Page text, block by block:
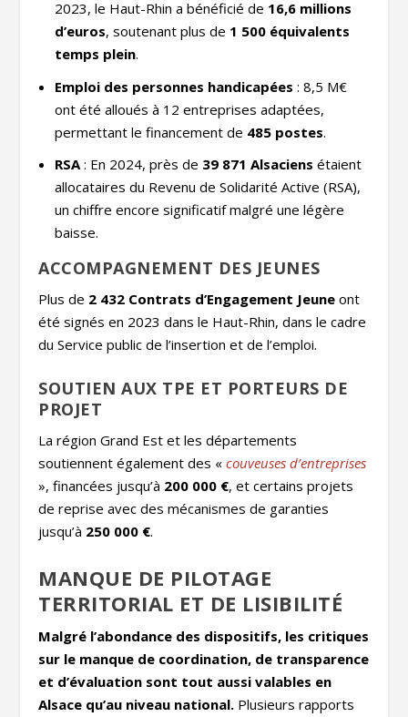
2023, le Haut-Rhin a bénéficié de 16,6 millions
d’euros, soutenant plus de 1 500 équivalents
temps plein.
Emploi des personnes handicapées : 8,5 M€
ont été alloués à 12 entreprises adaptées,
permettant le financement de 485 postes.
RSA: En 2024, près de 39 871 Alsaciens étaient
allocataires du Revenu de Solidarité Active (RSA),
un chiffre encore significatif malgré une légère
baisse.
ACCOMPAGNEMENT DES JEUNES
Plus de 2 432 Contrats d’Engagement Jeune ont
été signés en 2023 dans le Haut-Rhin, dans le cadre
du Service public de l’insertion et de l’emploi.
SOUTIEN AUX TPE ET PORTEURS DE
PROJET
La région Grand Est et les départements
soutiennent également des «couveuses d’entreprises
», financées jusqu’à 200 000 €, et certains projets
de reprise avec des mécanismes de garanties
jusqu’à 250 000 €.
MANQUE DE PILOTAGE
TERRITORIAL ET DE LISIBILITÉ
Malgré l’abondance des dispositifs, les critiques
sur le manque de coordination, de transparence
et d’évaluation sont tout aussi valables en
Alsace qu’au niveau national. Plusieurs rapports